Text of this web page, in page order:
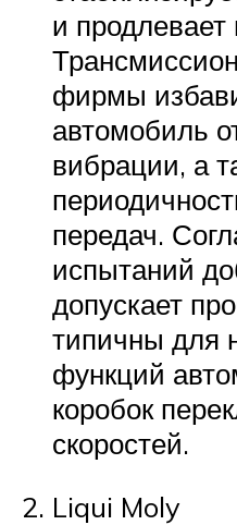
и продлевает
фирмы
автомобиль
вибрации, а
передач.
испытаний
допускает
типичны для
функций
коробок
скоростей.
Liqui Moly